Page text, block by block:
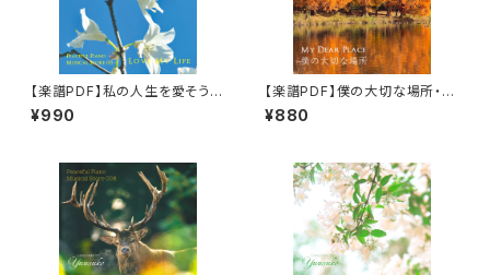
【楽譜PDF】私の人生を愛そう・
ピアノソロ楽譜／"Love My Li
fe" Peaceful Piano Musica
¥990
【楽譜PDF】僕の大切な場所・ピ
アノソロ楽譜／"My Dear Plac
e" Peaceful Piano Musical
¥880